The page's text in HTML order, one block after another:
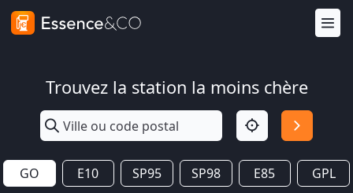
Trouvez la station la moins chère
GO E10 SP95 SP98 E85 GPL